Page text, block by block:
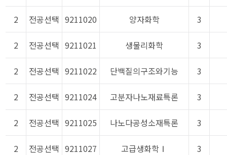
2 전공선택 9211020 양자화학 3
2 전공선택 9211021 생물리화학 3
2 전공선택 9211022 단백질의구조와기능 3
2 전공선택 9211024 고분자나노재료특론 3
2 전공선택 9211025 나노다공성소재특론 3
2 전공선택 9211027 고급생화학Ⅰ 3